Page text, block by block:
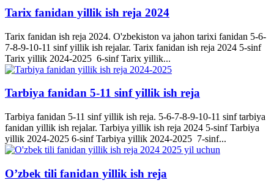
Tarix fanidan yillik ish reja 2024
Tarix fanidan ish reja 2024. O'zbekiston va jahon tarixi fanidan 5-6-
7-8-9-10-11 sinf yillik ish rejalar. Tarix fanidan ish reja 2024 5-sinf
Tarix yillik 2024-2025 6-sinf Tarix yillik...
Tarbiya fanidan 5-11 sinf yillik ish reja
Tarbiya fanidan 5-11 sinf yillik ish reja. 5-6-7-8-9-10-11 sinf tarbiya
fanidan yillik ish rejalar. Tarbiya yillik ish reja 2024 5-sinf Tarbiya
yillik 2024-2025 6-sinf Tarbiya yillik 2024-2025 7-sinf...
O’zbek tili fanidan yillik ish reja